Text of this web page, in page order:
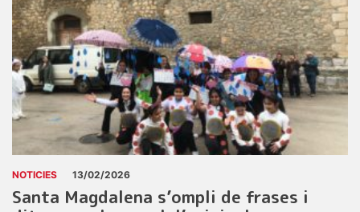
NOTICIES 13/02/2026
Santa Magdalena s’ompli de frases i